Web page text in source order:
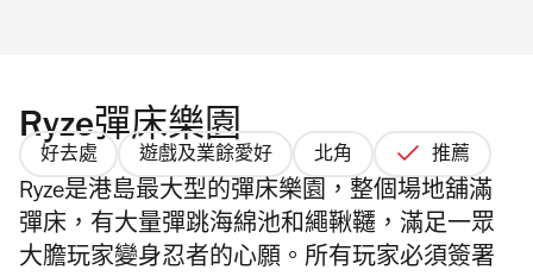
Ryze彈床樂園
好去處 遊戲及業餘愛好 北角 推薦
Ryze是港島最大型的彈床樂園，整個場地舖滿
彈床，有大量彈跳海綿池和繩鞦韆，滿足一眾
大膽玩家變身忍者的心願。所有玩家必須簽署